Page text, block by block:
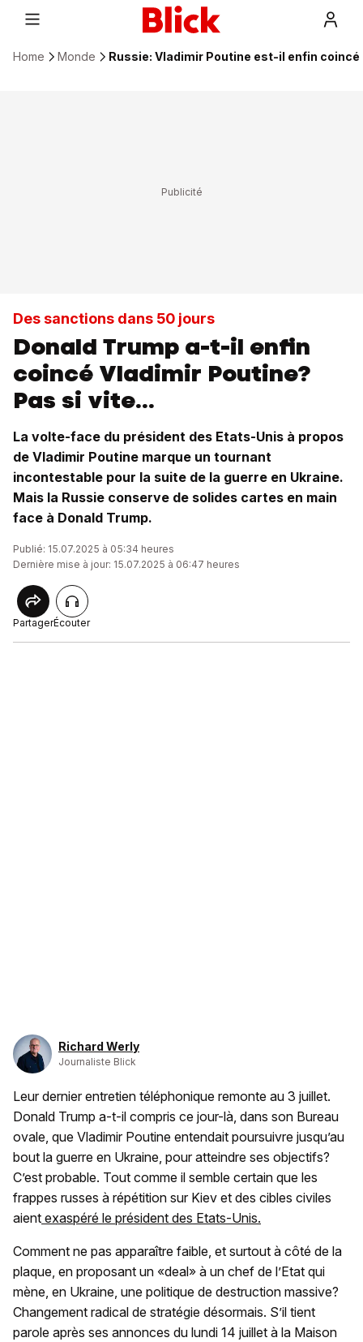
Home Monde Russie: Vladimir Poutine est-il enfin coincé
Des sanctions dans 50 jours
Donald Trump a-t-il enfin
coincé Vladimir Poutine?
Pas si vite...
La volte-face du président des Etats-Unis à propos
de Vladimir Poutine marque un tournant
incontestable pour la suite de la guerre en Ukraine.
Mais la Russie conserve de solides cartes en main
face à Donald Trump.
Publié: 15.07.2025 à 05:34 heures
Dernière mise à jour: 15.07.2025 à 06:47 heures
PartagerÉcouter
Richard Werly
Journaliste Blick
Leur dernier entretien téléphonique remonte au 3 juillet.
Donald Trump a-t-il compris ce jour-là, dans son Bureau
ovale, que Vladimir Poutine entendait poursuivre jusqu’au
bout la guerre en Ukraine, pour atteindre ses objectifs?
C’est probable. Tout comme il semble certain que les
frappes russes à répétition sur Kiev et des cibles civiles
aient exaspéré le président des Etats-Unis.
Comment ne pas apparaître faible, et surtout à côté de la
plaque, en proposant un «deal» à un chef de l’Etat qui
mène, en Ukraine, une politique de destruction massive?
Changement radical de stratégie désormais. S’il tient
parole après ses annonces du lundi 14 juillet à la Maison